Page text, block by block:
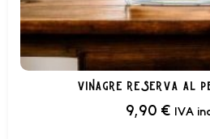
vinagre reserva al
9,90 € IVA